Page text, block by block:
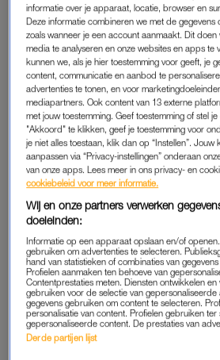
vertelt Nanook, die daardoor zelfs
Tijdens de maand mogen haar posts
gaan. “Zelfs mijn manager zei:
volgend jaar”, vertelt Nanook. “Toen
ik nu redenen zoek om het niet te
het gewoon. En als ik het kan, met
baan, dan moet uiteindelijk iedereen
‘HET FOKTE MET MIJN
Nanook is al langer geïnteresseerd in
media. Ze maakte er zelfs een
programmaHoedanop NPO3, dat ze
serie ging ik mentale struggles
over social media-verslaving, omdat ik
die had. Ik voelde me vaak slecht en
van anderen. Ook kreeg ik taken niet
informatie over je apparaat, locatie, browser en
Deze informatie combineren we met de gegevens
zoals wanneer je een account aanmaakt. Dit
media te analyseren en onze websites en apps te
kunnen we, als je hier toestemming voor geeft, je
content, communicatie en aanbod te
advertenties te tonen, en voor
mediapartners. Ook content van 13 externe
met jouw toestemming. Geef toestemming of stel
"Akkoord" te klikken, geef je toestemming voor
je niet alles toestaan, klik dan op “Instellen”. Jouw
aanpassen via “Privacy-instellingen” onderaan
van onze apps. Lees meer in ons privacy- en
cookiebeleid voor meer informatie.
Wij en onze partners verwerken
doeleinden:
Informatie op een apparaat opslaan en/of
gebruiken om advertenties te selecteren.
hand van statistieken of combinaties van
Profielen aanmaken ten behoeve van
Contentprestaties meten. Diensten ontwikkelen
gebruiken voor de selectie van
gegevens gebruiken om content te selecteren.
personalisatie van content. Profielen gebruiken ter
gepersonaliseerde content. De prestaties van
Derde partijen lijst